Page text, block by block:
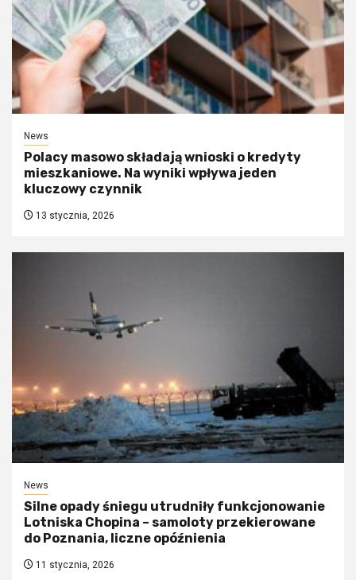
News
Polacy masowo składają wnioski o kredyty
mieszkaniowe. Na wyniki wpływa jeden
kluczowy czynnik
13 stycznia, 2026
News
Silne opady śniegu utrudniły funkcjonowanie
Lotniska Chopina – samoloty przekierowane
do Poznania, liczne opóźnienia
11 stycznia, 2026